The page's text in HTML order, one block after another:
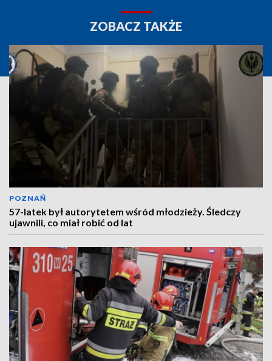
ZOBACZ TAKŻE
POZNAŃ
57-latek był autorytetem wśród młodzieży. Śledczy
ujawnili, co miał robić od lat